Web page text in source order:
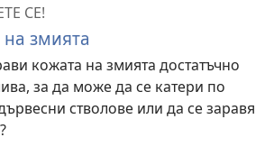
СЕ!
змията
кожата на змията достатъчно
за да може да се катери по
стволове или да се заравя